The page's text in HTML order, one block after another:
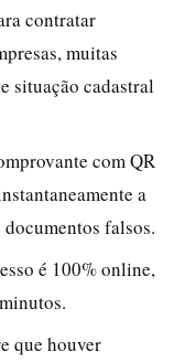
contratar
muitas
situação cadastral
com QR
a
falsos.
é 100% online,
que houver